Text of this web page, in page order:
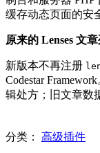
缓存动态页面的安
原来的 Lenses 文
新版本不再注册
Codestar
辑处方；旧文章数
分类： 高级插件